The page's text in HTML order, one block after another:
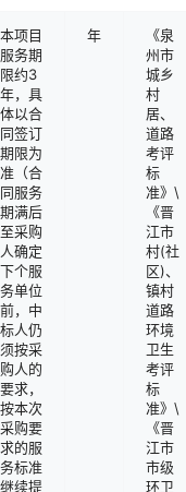
本项目
服务期
限约3
年，具
体以合
同签订
期限为
准（合
同服务
期满后
至采购
人确定
下个服
务单位
前，中
标人仍
须按采
购人的
要求，
按本次
采购要
求的服
务标准
继续提
年
《泉
州市
城乡
村
居、
道路
考评
标
准》\
《晋
江市
村(社
区)、
镇村
道路
环境
卫生
考评
标
准》\
《晋
江市
市级
环卫